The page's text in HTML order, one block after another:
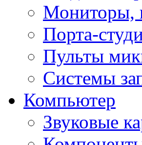
Мониторы,
Порта-
Пульты
Системы
Компьютер
Звуковые